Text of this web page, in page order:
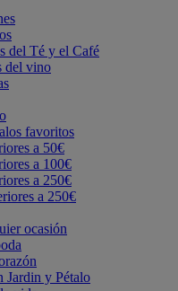
del Té y el Café
del vino
favoritos
a 50€
a 100€
a 250€
a 250€
ocasión
Jardin y Pétalo